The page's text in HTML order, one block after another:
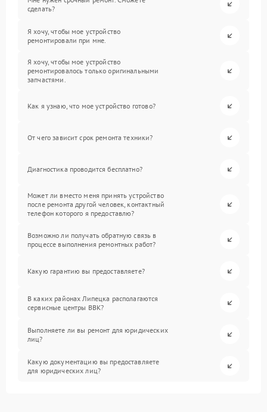
сделать?
Я хочу, чтобы мое устройство
ремонтировали при мне.
Я хочу, чтобы мое устройство
ремонтировалось только оригинальными
запчастями.
Как я узнаю, что мое устройство готово?
От чего зависит срок ремонта техники?
Диагностика проводится бесплатно?
Может ли вместо меня принять устройство
после ремонта другой человек, контактный
телефон которого я предоставлю?
Возможно ли получать обратную связь в
процессе выполнения ремонтных работ?
Какую гарантию вы предоставляете?
В каких районах Липецка располагаются
сервисные центры BBK?
Выполняете ли вы ремонт для юридических
лиц?
Какую документацию вы предоставляете
для юридических лиц?